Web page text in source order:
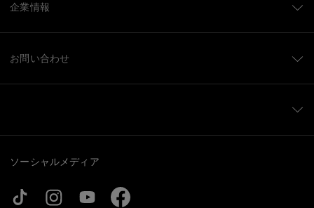
企業情報
お問い合わせ
ソーシャルメディア